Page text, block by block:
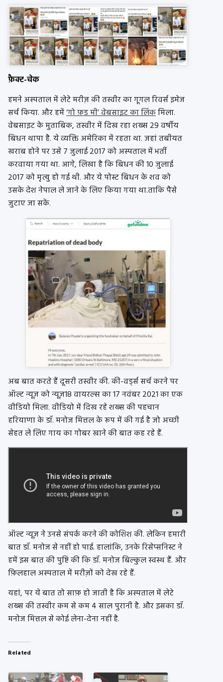
फ़ैक्ट-चेक
हमने अस्पताल में लेटे मरीज़ की तस्वीर का गूगल रिवर्स इमेज
सर्च किया. और हमें‘गो फ़ड मी’ वेबसाइट का लिंकमिला.
वेबसाइट के मुताबिक, तस्वीर में दिख रहा शख्स 29 वर्षीय
बिधन थापा है. ये व्यक्ति अमेरिका में रहता था. जहां तबीयत
खराब होने पर उसे 7 जुलाई 2017 को अस्पताल में भर्ती
करवाया गया था. आगे, लिखा है कि बिधन की 10 जुलाई
2017 को मृत्यु हो गई थी. और ये पोस्ट बिधन के शव को
उसके देश नेपाल ले जाने के लिए किया गया था.ताकि पैसे
जुटाए जा सकें.
अब बात करते हैं दूसरी तस्वीर की. की-वर्ड्स सर्च करने पर
ऑल्ट न्यूज़ को न्यूज़18 वायरल्स का 17 नवंबर 2021 का एक
वीडियो मिला. वीडियो में दिख रहे शख्स की पहचान
हरियाणा के डॉ. मनोज मित्तल के रूप में की गई है जो अच्छी
सेहत ले लिए गाय का गोबर खाने की बात कह रहे हैं.
ऑल्ट न्यूज़ ने उनसे संपर्क करने की कोशिश की. लेकिन हमारी
बात डॉ. मनोज से नहीं हो पाई. हालांकि, उनके रिसेप्सनिस्ट ने
हमें इस बात की पुष्टि की कि डॉ. मनोज बिल्कुल स्वस्थ हैं. और
फ़िलहाल अस्पताल में मरीज़ों को देख रहे हैं.
यहां, पर ये बात तो साफ़ हो जाती है कि अस्पताल में लेटे
शख्स की तस्वीर कम से कम 4 साल पुरानी है. और इसका डॉ.
मनोज मित्तल से कोई लेना-देना नहीं है.
Related